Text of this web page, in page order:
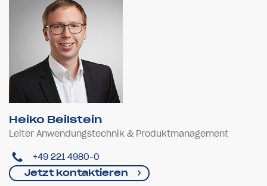
Heiko Beilstein
Leiter Anwendungstechnik & Produktmanagement
+49 221 4980-0
Jetzt kontaktieren